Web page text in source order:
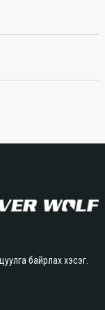
байрлах хэсэг.